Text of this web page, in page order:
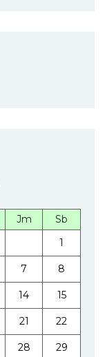
Jm
Sb
1
7 8
14 15
21 22
28 29